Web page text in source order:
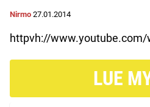
Nirmo 27.01.2014
httpvh://www.youtube.com/
LUE